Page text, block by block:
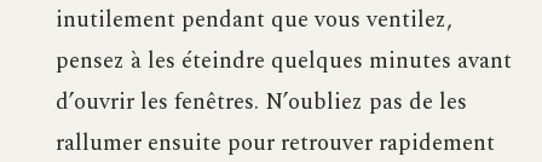
inutilement pendant que vous ventilez,
pensez à les éteindre quelques minutes avant
d’ouvrir les fenêtres. N’oubliez pas de les
rallumer ensuite pour retrouver rapidement